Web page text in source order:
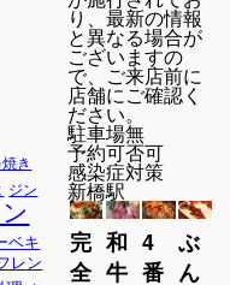
き
ジン
ベキ
レン
り、最新の情報
と異なる場合が
ございますの
で、ご来店前に
店舗にご確認く
ださい。
駐車場無
予約可否可
感染症対策
新橋駅
完
全
和
牛
4
番
ぶ
ん